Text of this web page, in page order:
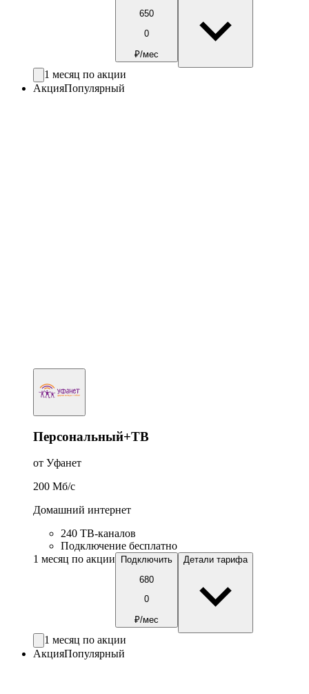
650
0
₽/мес
1 месяц по акции
АкцияПопулярный
Персональный+ТВ
от Уфанет
200 Мб/c
Домашний интернет
240 ТВ-каналов
Подключение бесплатно
1 месяц по акции
Подключить
680
0
₽/мес
Детали тарифа
1 месяц по акции
АкцияПопулярный